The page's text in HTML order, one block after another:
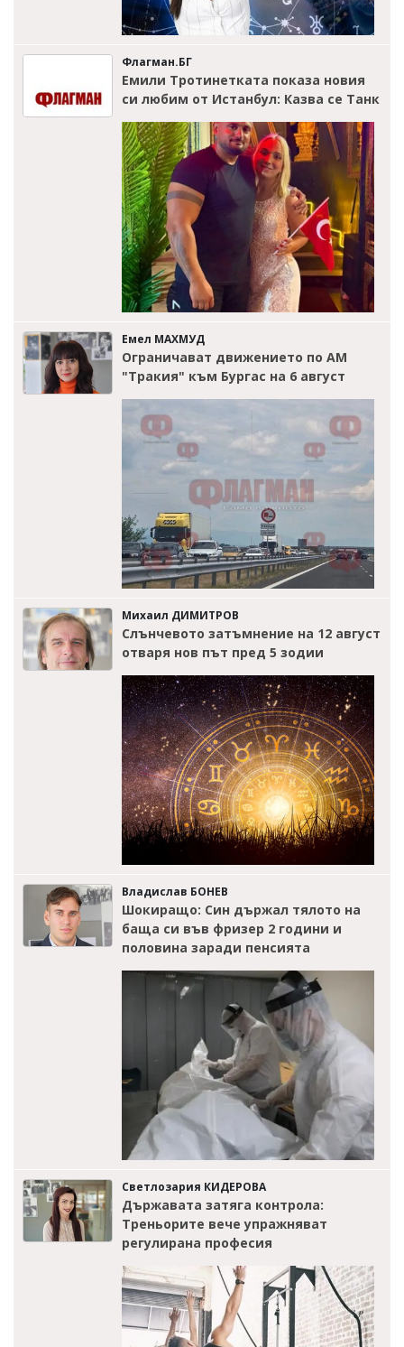
Флагман.БГ
Емили Тротинетката показа новия
си любим от Истанбул: Казва се Танк
Емел МАХМУД
Ограничават движението по АМ
"Тракия" към Бургас на 6 август
Михаил ДИМИТРОВ
Слънчевото затъмнение на 12 август
отваря нов път пред 5 зодии
Владислав БОНЕВ
Шокиращо: Син държал тялото на
баща си във фризер 2 години и
половина заради пенсията
Светлозария КИДЕРОВА
Държавата затяга контрола:
Треньорите вече упражняват
регулирана професия